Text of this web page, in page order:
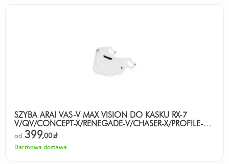
SZYBA ARAI VAS-V MAX VISION DO KASKU RX-7
V/QV/CONCEPT-X/RENEGADE-V/CHASER-X/PROFILE-V
CLEAR
od 399,00zł
Darmowa dostawa